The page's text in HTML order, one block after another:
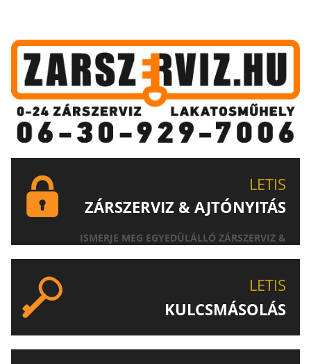
LETIS
ZÁRSZERVIZ & AJTÓNYITÁS
ISMERJE MEG EGYEDÜLÁLLÓ ZÁRSZERVIZ &
LETIS
KULCSMÁSOLÁS